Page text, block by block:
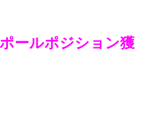
ールポジション獲